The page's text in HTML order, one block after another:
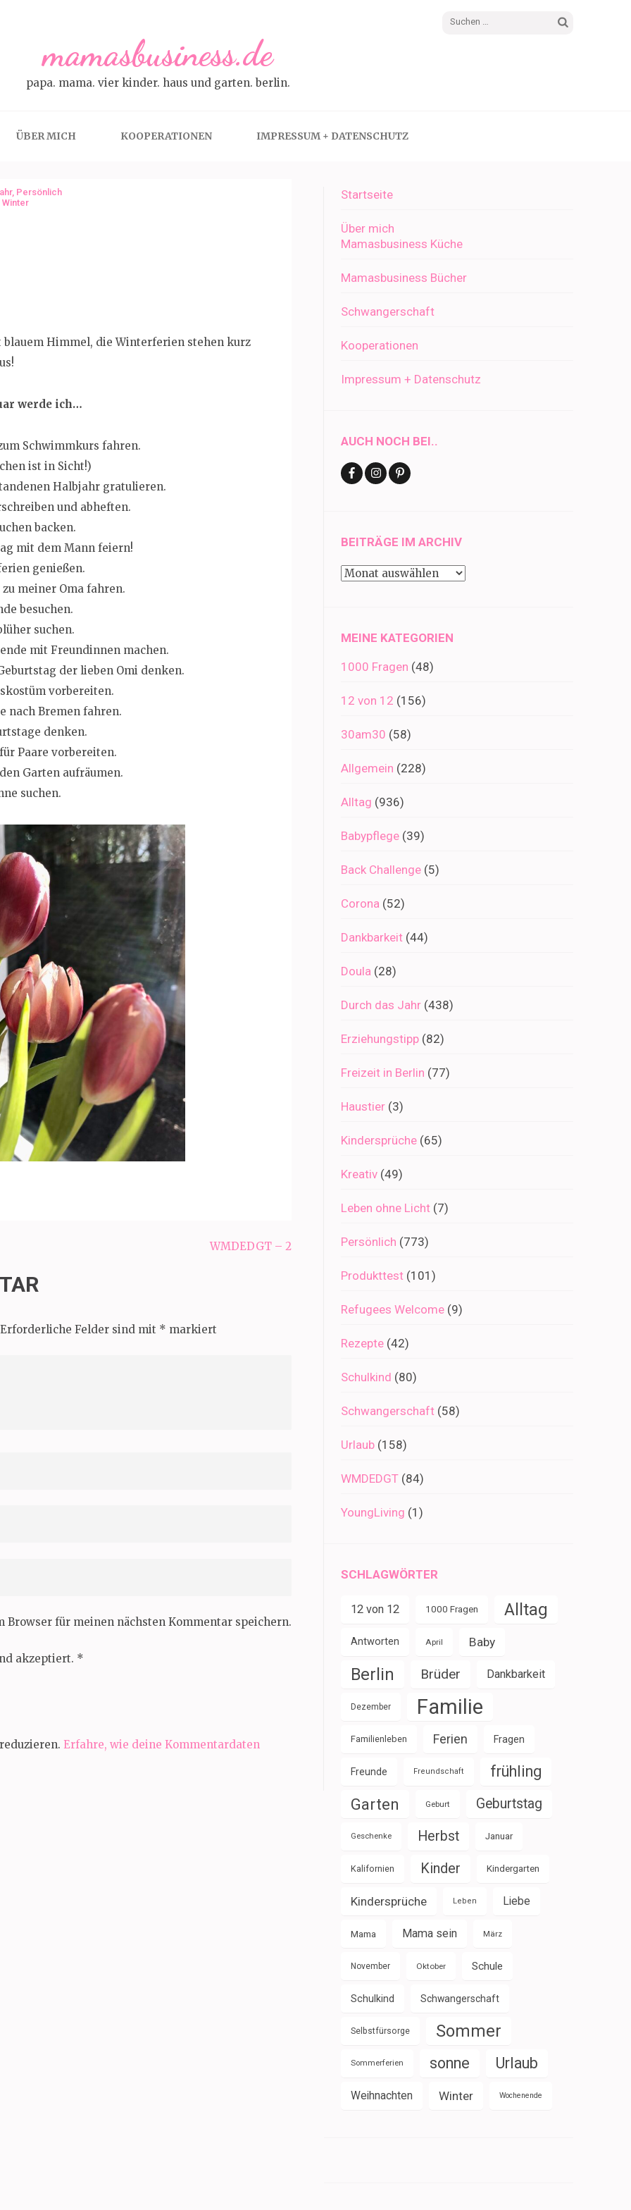
Suchen
mamasbusiness.de
papa. mama. vier kinder. haus und garten. berlin.
ÜBER MICH KOOPERATIONEN IMPRESSUM + DATENSCHUTZ
, Persönlich
Winter
Himmel, die Winterferien stehen kurz
werde ich…
Schwimmkurs fahren.
ist in Sicht!)
Halbjahr gratulieren.
und abheften.
backen.
mit dem Mann feiern!
genießen.
meiner Oma fahren.
besuchen.
suchen.
mit Freundinnen machen.
der lieben Omi denken.
vorbereiten.
nach Bremen fahren.
denken.
Paare vorbereiten.
Garten aufräumen.
suchen.
WMDEDGT – 2
Erforderliche Felder sind mit * markiert
Browser für meinen nächsten Kommentar speichern.
akzeptiert. *
Erfahre, wie deine Kommentardaten
Startseite
Über mich
Mamasbusiness Küche
Mamasbusiness Bücher
Schwangerschaft
Kooperationen
Impressum + Datenschutz
AUCH NOCH BEI..
BEITRÄGE IM ARCHIV
Beiträge
MEINE KATEGORIEN
1000 Fragen (48)
12 von 12 (156)
30am30 (58)
Allgemein (228)
Alltag (936)
Babypflege (39)
Back Challenge (5)
Corona (52)
Dankbarkeit (44)
Doula (28)
Durch das Jahr (438)
Erziehungstipp (82)
Freizeit in Berlin (77)
Haustier (3)
Kindersprüche (65)
Kreativ (49)
Leben ohne Licht (7)
Persönlich (773)
Produkttest (101)
Refugees Welcome (9)
Rezepte (42)
Schulkind (80)
Schwangerschaft (58)
Urlaub (158)
WMDEDGT (84)
YoungLiving (1)
SCHLAGWÖRTER
12 von 12 1000 Fragen Alltag
Antworten April Baby
Berlin Brüder Dankbarkeit
Dezember Familie
Familienleben Ferien Fragen
Freunde Freundschaft frühling
Garten Geburt Geburtstag
Geschenke Herbst Januar
Kalifornien Kinder Kindergarten
Kindersprüche Leben Liebe
Mama Mama sein März
November Oktober Schule
Schulkind Schwangerschaft
Selbstfürsorge Sommer
Sommerferien sonne Urlaub
Weihnachten Winter Wochenende